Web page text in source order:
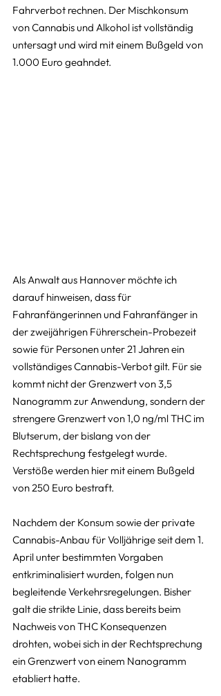
Fahrverbot rechnen. Der Mischkonsum
von Cannabis und Alkohol ist vollständig
untersagt und wird mit einem Bußgeld von
1.000 Euro geahndet.
Als Anwalt aus Hannover möchte ich
darauf hinweisen, dass für
Fahranfängerinnen und Fahranfänger in
der zweijährigen Führerschein-Probezeit
sowie für Personen unter 21 Jahren ein
vollständiges Cannabis-Verbot gilt. Für sie
kommt nicht der Grenzwert von 3,5
Nanogramm zur Anwendung, sondern der
strengere Grenzwert von 1,0 ng/ml THC im
Blutserum, der bislang von der
Rechtsprechung festgelegt wurde.
Verstöße werden hier mit einem Bußgeld
von 250 Euro bestraft.
Nachdem der Konsum sowie der private
Cannabis-Anbau für Volljährige seit dem 1.
April unter bestimmten Vorgaben
entkriminalisiert wurden, folgen nun
begleitende Verkehrsregelungen. Bisher
galt die strikte Linie, dass bereits beim
Nachweis von THC Konsequenzen
drohten, wobei sich in der Rechtsprechung
ein Grenzwert von einem Nanogramm
etabliert hatte.